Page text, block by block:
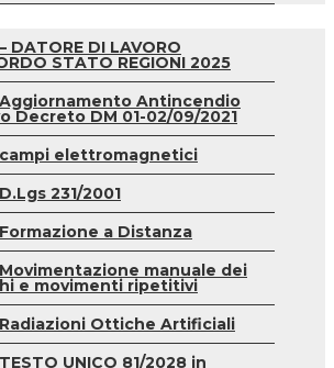
DATORE DI LAVORO
STATO REGIONI 2025
Aggiornamento Antincendio
Decreto DM 01-02/09/2021
campi elettromagnetici
231/2001
a Distanza
manuale dei
e movimenti ripetitivi
Ottiche Artificiali
UNICO 81/2028 in